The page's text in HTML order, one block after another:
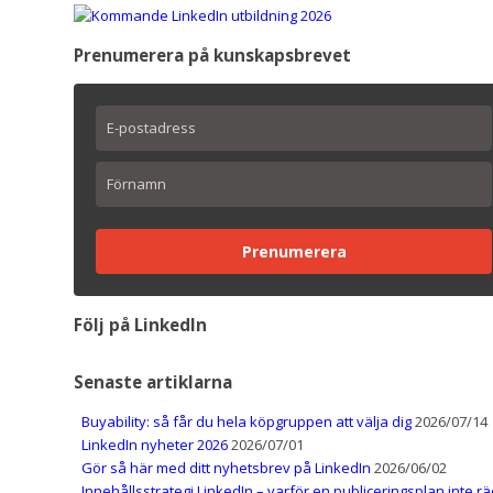
Prenumerera på kunskapsbrevet
Prenumerera
Följ på LinkedIn
Senaste artiklarna
Buyability: så får du hela köpgruppen att välja dig2026/07/14
LinkedIn nyheter 20262026/07/01
Gör så här med ditt nyhetsbrev på LinkedIn 2026/06/02